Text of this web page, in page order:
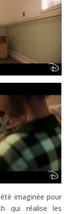
imaginée pour
qui réalise les